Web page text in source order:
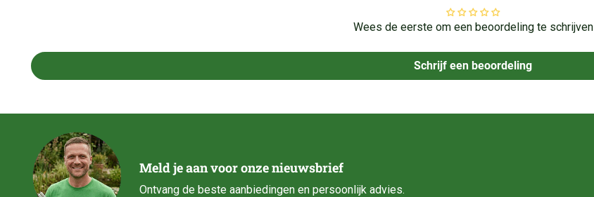
Wees de eerste om een beoordeling te schrijven
Schrijf een beoordeling
Meld je aan voor onze nieuwsbrief
Ontvang de beste aanbiedingen en persoonlijk advies.